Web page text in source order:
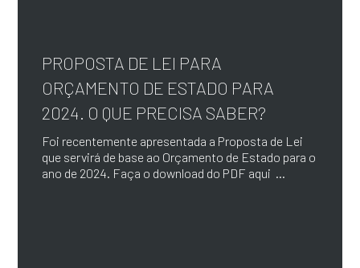
PROPOSTA DE LEI PARA
ORÇAMENTO DE ESTADO PARA
2024. O QUE PRECISA SABER?
Foi recentemente apresentada a Proposta de Lei
que servirá de base ao Orçamento de Estado para o
ano de 2024. Faça o download do PDF aqui ...